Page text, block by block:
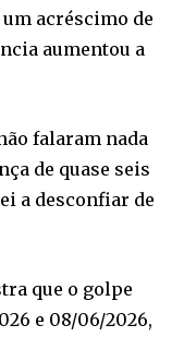
acréscimo de
aumentou a
falaram nada
de quase seis
a desconfiar de
que o golpe
e 08/06/2026,